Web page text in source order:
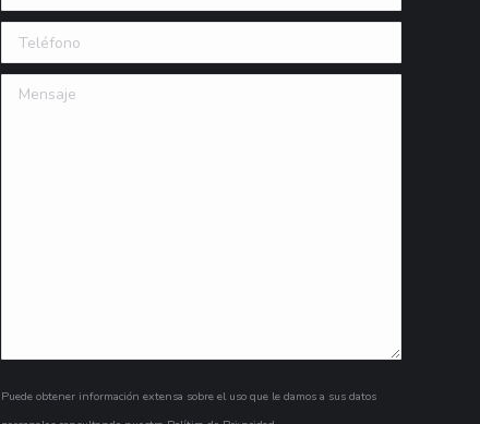
Teléfono
Mensaje
Puede obtener información extensa sobre el uso que le damos a sus datos